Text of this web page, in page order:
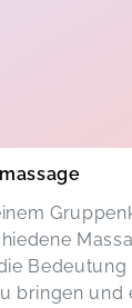
bringen und